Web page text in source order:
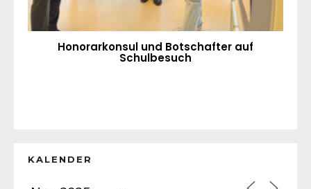
Honorarkonsul und Botschafter auf
Schulbesuch
KALENDER